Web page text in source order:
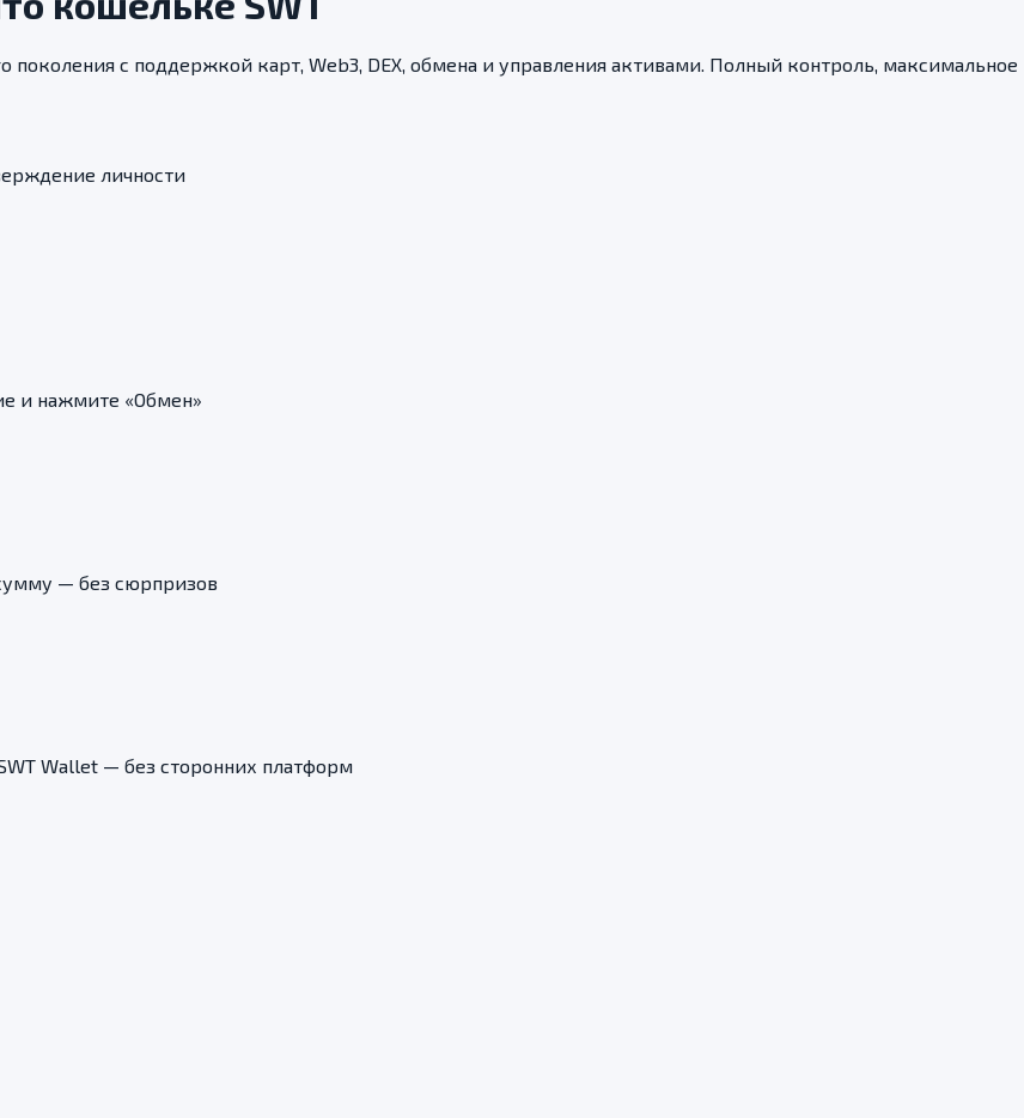
с поддержкой карт, Web3, DEX, обмена и управления активами. Полный контроль, максимальное
личности
и нажмите «Обмен»
— без сюрпризов
Wallet — без сторонних платформ